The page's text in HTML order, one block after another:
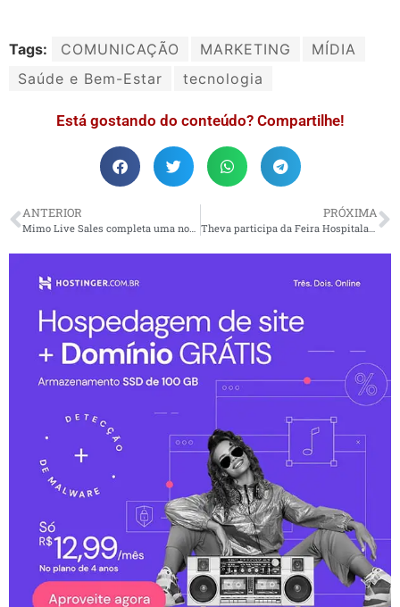
Tags: COMUNICAÇÃO MARKETING
MÍDIA
Saúde e Bem-Estar
tecnologia
Está gostando do conteúdo? Compartilhe!
ANTERIOR
Mimo Live Sales completa uma nova rodada de investimentos
PRÓXIMA
Theva participa da Feira Hospitalar 2023, em São Paulo (SP)